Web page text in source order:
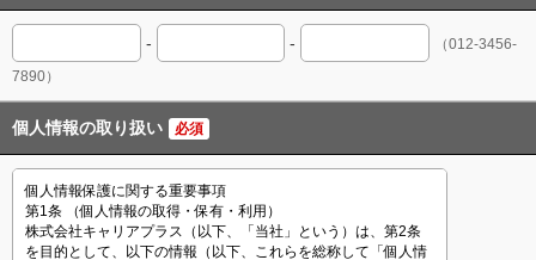
- -
（012-3456-
7890）
個人情報の取り扱い 必須